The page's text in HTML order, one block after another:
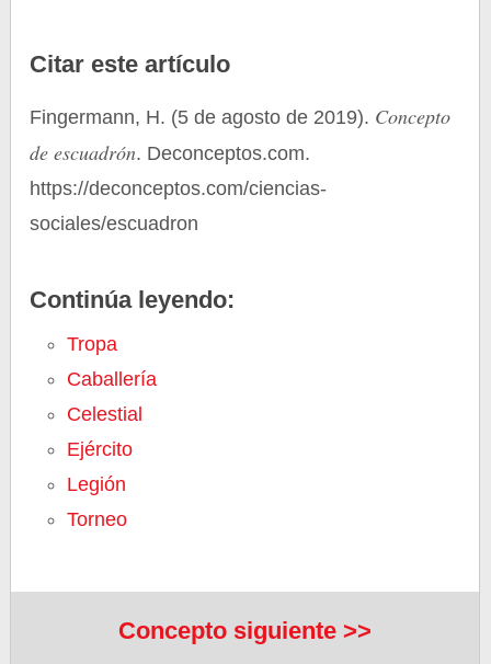
Citar este artículo
Fingermann, H. (5 de agosto de 2019). Concepto
de escuadrón. Deconceptos.com.
https://deconceptos.com/ciencias-
sociales/escuadron
Continúa leyendo:
Tropa
Caballería
Celestial
Ejército
Legión
Torneo
Concepto siguiente >>